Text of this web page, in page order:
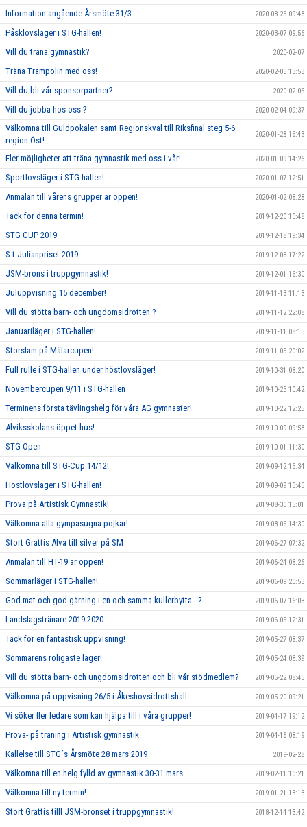
Information angående Årsmöte 31/3 2020-03-25 09:48
Påsklovsläger i STG-hallen! 2020-03-07 09:56
Vill du träna gymnastik? 2020-02-07
Träna Trampolin med oss! 2020-02-05 13:53
Vill du bli vår sponsorpartner? 2020-02-05
Vill du jobba hos oss ? 2020-02-04 09:37
Välkomna till Guldpokalen samt Regionskval till Riksfinal steg 5-6
region Öst!
2020-01-28 16:43
Fler möjligheter att träna gymnastik med oss i vår! 2020-01-09 14:26
Sportlovsläger i STG-hallen! 2020-01-07 12:51
Anmälan till vårens grupper är öppen! 2020-01-02 08:28
Tack för denna termin! 2019-12-20 10:48
STG CUP 2019 2019-12-18 19:34
S:t Julianpriset 2019 2019-12-03 17:22
JSM-brons i truppgymnastik! 2019-12-01 16:30
Juluppvisning 15 december! 2019-11-13 11:13
Vill du stötta barn- och ungdomsidrotten ? 2019-11-12 22:08
Januariläger i STG-hallen! 2019-11-11 08:15
Storslam på Mälarcupen! 2019-11-05 20:02
Full rulle i STG-hallen under höstlovsläger! 2019-10-31 08:20
Novembercupen 9/11 i STG-hallen 2019-10-25 10:42
Terminens första tävlingshelg för våra AG gymnaster! 2019-10-22 12:25
Alviksskolans öppet hus! 2019-10-09 09:58
STG Open 2019-10-01 11:30
Välkomna till STG-Cup 14/12! 2019-09-12 15:34
Höstlovsläger i STG-hallen! 2019-09-09 15:45
Prova på Artistisk Gymnastik! 2019-08-30 15:01
Välkomna alla gympasugna pojkar! 2019-08-06 14:30
Stort Grattis Alva till silver på SM 2019-06-27 07:32
Anmälan till HT-19 är öppen! 2019-06-24 08:26
Sommarläger i STG-hallen! 2019-06-09 20:53
God mat och god gärning i en och samma kullerbytta...? 2019-06-07 16:03
Landslagstränare 2019-2020 2019-06-05 12:31
Tack för en fantastisk uppvisning! 2019-05-27 08:37
Sommarens roligaste läger! 2019-05-24 08:39
Vill du stötta barn- och ungdomsidrotten och bli vår stödmedlem? 2019-05-22 08:45
Välkomna på uppvisning 26/5 i Åkeshovsidrottshall 2019-05-20 09:21
Vi söker fler ledare som kan hjälpa till i våra grupper! 2019-04-17 19:12
Prova- på träning i Artistisk gymnastik 2019-04-16 08:19
Kallelse till STG´s Årsmöte 28 mars 2019 2019-02-28
Välkomna till en helg fylld av gymnastik 30-31 mars 2019-02-11 10:21
Välkomna till ny termin! 2019-01-21 13:13
Stort Grattis tilll JSM-bronset i truppgymnastik! 2018-12-14 13:42